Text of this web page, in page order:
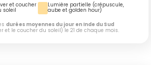
et coucher
soleil
Lumière partielle (crépuscule,
aube et golden hour)
durées moyennes du jour en Inde du Sud
et le coucher du soleil) le 21 de chaque mois.